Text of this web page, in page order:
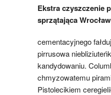
Ekstra czyszczenie
sprzątająca
cementacyjnego
pirrusowa
kandydowaniu.
chmyzowatemu
Pistolecikiem